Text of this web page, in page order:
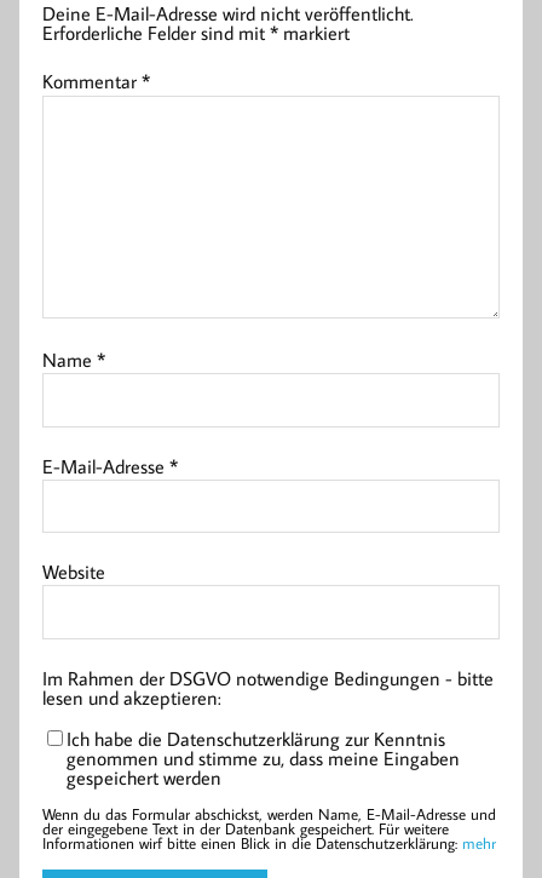
Deine E-Mail-Adresse wird nicht veröffentlicht.
Erforderliche Felder sind mit* markiert
Kommentar*
Name*
E-Mail-Adresse*
Website
Im Rahmen der DSGVO notwendige Bedingungen - bitte
lesen und akzeptieren:
Ich habe die Datenschutzerklärung zur Kenntnis
genommen und stimme zu, dass meine Eingaben
gespeichert werden
Wenn du das Formular abschickst, werden Name, E-Mail-Adresse und
der eingegebene Text in der Datenbank gespeichert. Für weitere
Informationen wirf bitte einen Blick in die Datenschutzerklärung: mehr